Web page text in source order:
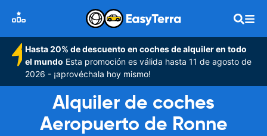
Hasta 20% de descuento en coches de alquiler en todo
el mundo Esta promoción es válida hasta 11 de agosto de
2026 - ¡aprovéchala hoy mismo!
Alquiler de coches
Aeropuerto de Ronne